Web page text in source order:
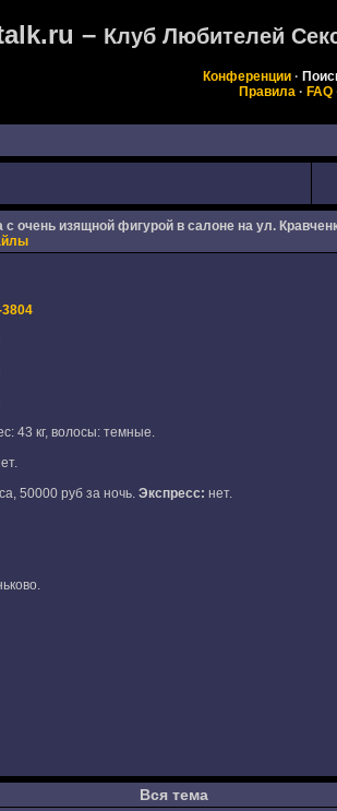
– Клуб Любителей
Конференции·
Правила · FAQ
очень изящной фигурой в салоне на ул.
43 кг, волосы: темные.
50000 руб за ночь. Экспресс: нет.
Вся тема